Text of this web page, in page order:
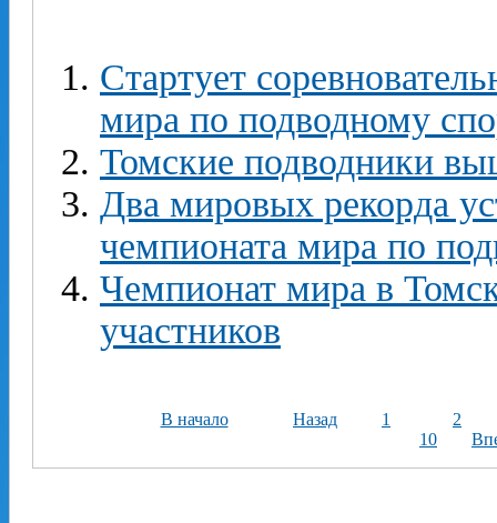
Стартует
мира по подводному
Томские подводники
Два мировых рекорда
чемпионата мира по
Чемпионат мира в
участников
В начало Назад 1
2
10